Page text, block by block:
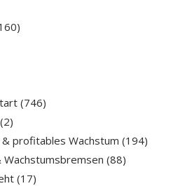
(746)
(2)
profitables Wachstum (194)
(88)
(17)